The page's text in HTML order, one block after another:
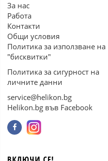
За нас
Работа
Контакти
Общи условия
Политика за използване на
"бисквитки"
Политика за сигурност на
личните данни
service@helikon.bg
Helikon.bg във Facebook